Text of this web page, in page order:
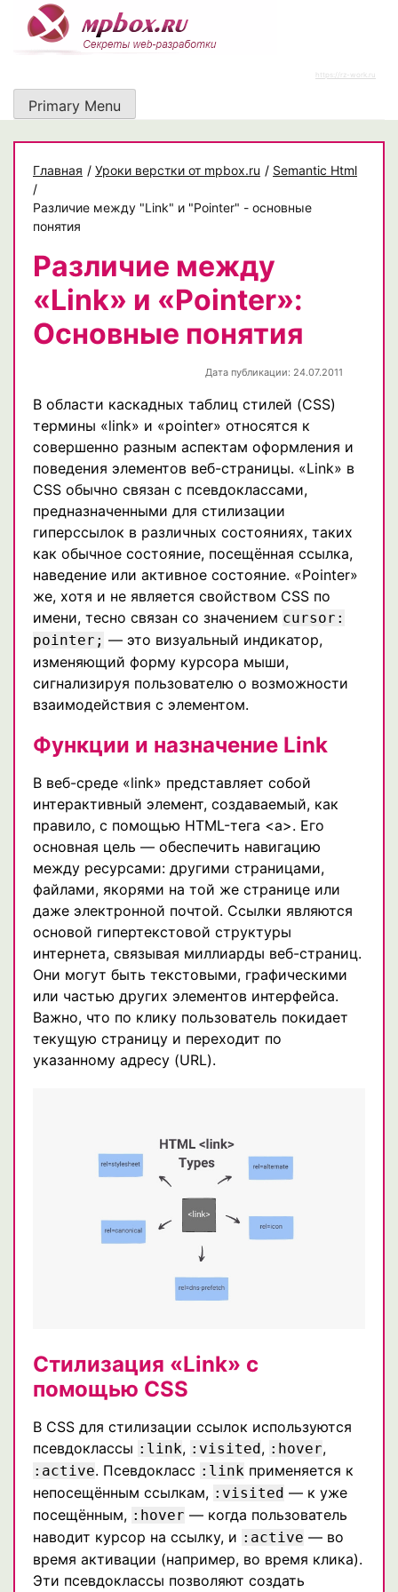
content
https://rz-work.ru
Primary Menu
Главная / Уроки верстки от mpbox.ru / Semantic Html
/
Различие между "Link" и "Pointer" - основные
понятия
Различие между
«Link» и «Pointer»:
Основные понятия
Дата публикации: 24.07.2011
В области каскадных таблиц стилей (CSS)
термины «link» и «pointer» относятся к
совершенно разным аспектам оформления и
поведения элементов веб-страницы. «Link» в
CSS обычно связан с псевдоклассами,
предназначенными для стилизации
гиперссылок в различных состояниях, таких
как обычное состояние, посещённая ссылка,
наведение или активное состояние. «Pointer»
же, хотя и не является свойством CSS по
имени, тесно связан со значением cursor:
pointer; — это визуальный индикатор,
изменяющий форму курсора мыши,
сигнализируя пользователю о возможности
взаимодействия с элементом.
Функции и назначение Link
В веб-среде «link» представляет собой
интерактивный элемент, создаваемый, как
правило, с помощью HTML-тега <a>. Его
основная цель — обеспечить навигацию
между ресурсами: другими страницами,
файлами, якорями на той же странице или
даже электронной почтой. Ссылки являются
основой гипертекстовой структуры
интернета, связывая миллиарды веб-страниц.
Они могут быть текстовыми, графическими
или частью других элементов интерфейса.
Важно, что по клику пользователь покидает
текущую страницу и переходит по
указанному адресу (URL).
Стилизация «Link» с
помощью CSS
В CSS для стилизации ссылок используются
псевдоклассы :link, :visited , :hover,
:active. Псевдокласс :link применяется к
непосещённым ссылкам, :visited — к уже
посещённым, :hover — когда пользователь
наводит курсор на ссылку, и :active — во
время активации (например, во время клика).
Эти псевдоклассы позволяют создать